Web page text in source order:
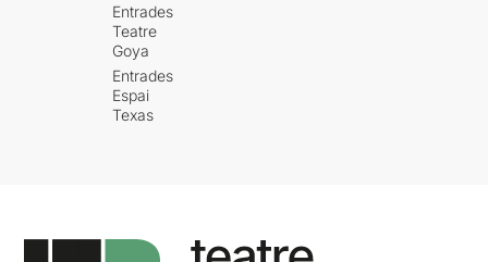
Entrades
Teatre
Goya
Entrades
Espai
Texas